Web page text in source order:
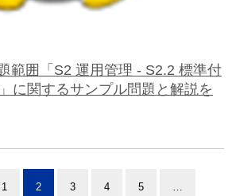
範囲「S2 運用管理 - S2.2 標準付
に関するサンプル問題と解説を
1 2 3 4 5